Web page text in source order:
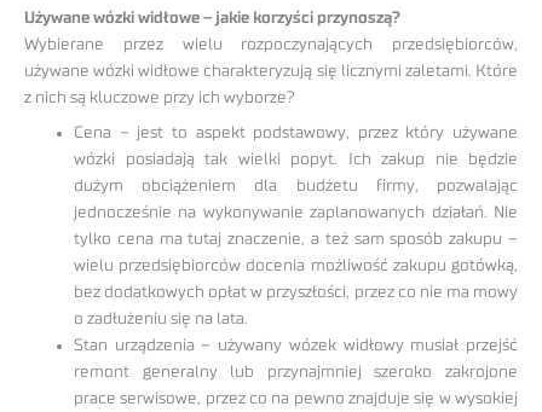
Używane wózki widłowe – jakie korzyści przynoszą?
Wybierane przez wielu rozpoczynających przedsiębiorców,
używane wózki widłowe charakteryzują się licznymi zaletami. Które
z nich są kluczowe przy ich wyborze?
Cena – jest to aspekt podstawowy, przez który używane
wózki posiadają tak wielki popyt. Ich zakup nie będzie
dużym obciążeniem dla budżetu firmy, pozwalając
jednocześnie na wykonywanie zaplanowanych działań. Nie
tylko cena ma tutaj znaczenie, a też sam sposób zakupu –
wielu przedsiębiorców docenia możliwość zakupu gotówką,
bez dodatkowych opłat w przyszłości, przez co nie ma mowy
o zadłużeniu się na lata.
Stan urządzenia – używany wózek widłowy musiał przejść
remont generalny lub przynajmniej szeroko zakrojone
prace serwisowe, przez co na pewno znajduje się w wysokiej